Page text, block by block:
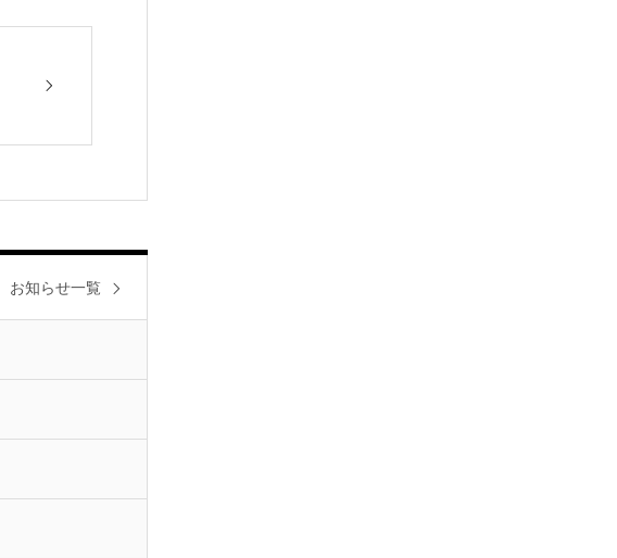
お知らせ一覧